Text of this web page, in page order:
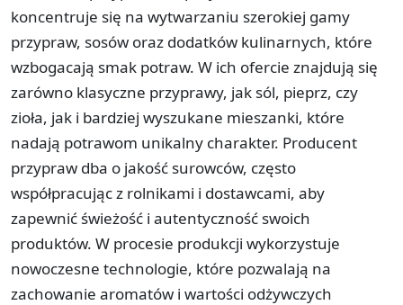
koncentruje się na wytwarzaniu szerokiej gamy
przypraw, sosów oraz dodatków kulinarnych, które
wzbogacają smak potraw. W ich ofercie znajdują się
zarówno klasyczne przyprawy, jak sól, pieprz, czy
zioła, jak i bardziej wyszukane mieszanki, które
nadają potrawom unikalny charakter. Producent
przypraw dba o jakość surowców, często
współpracując z rolnikami i dostawcami, aby
zapewnić świeżość i autentyczność swoich
produktów. W procesie produkcji wykorzystuje
nowoczesne technologie, które pozwalają na
zachowanie aromatów i wartości odżywczych